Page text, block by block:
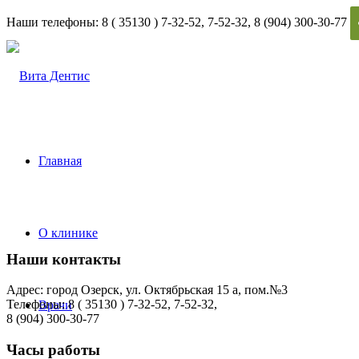
Наши телефоны: 8 ( 35130 ) 7-32-52, 7-52-32, 8 (904) 300-30-77
Главная
О клинике
Врачи
Наши контакты
Адрес: город Озерск, ул. Октябрьская 15 а, пом.№3
Телефоны: 8 ( 35130 ) 7-32-52, 7-52-32,
8 (904) 300-30-77
Часы работы